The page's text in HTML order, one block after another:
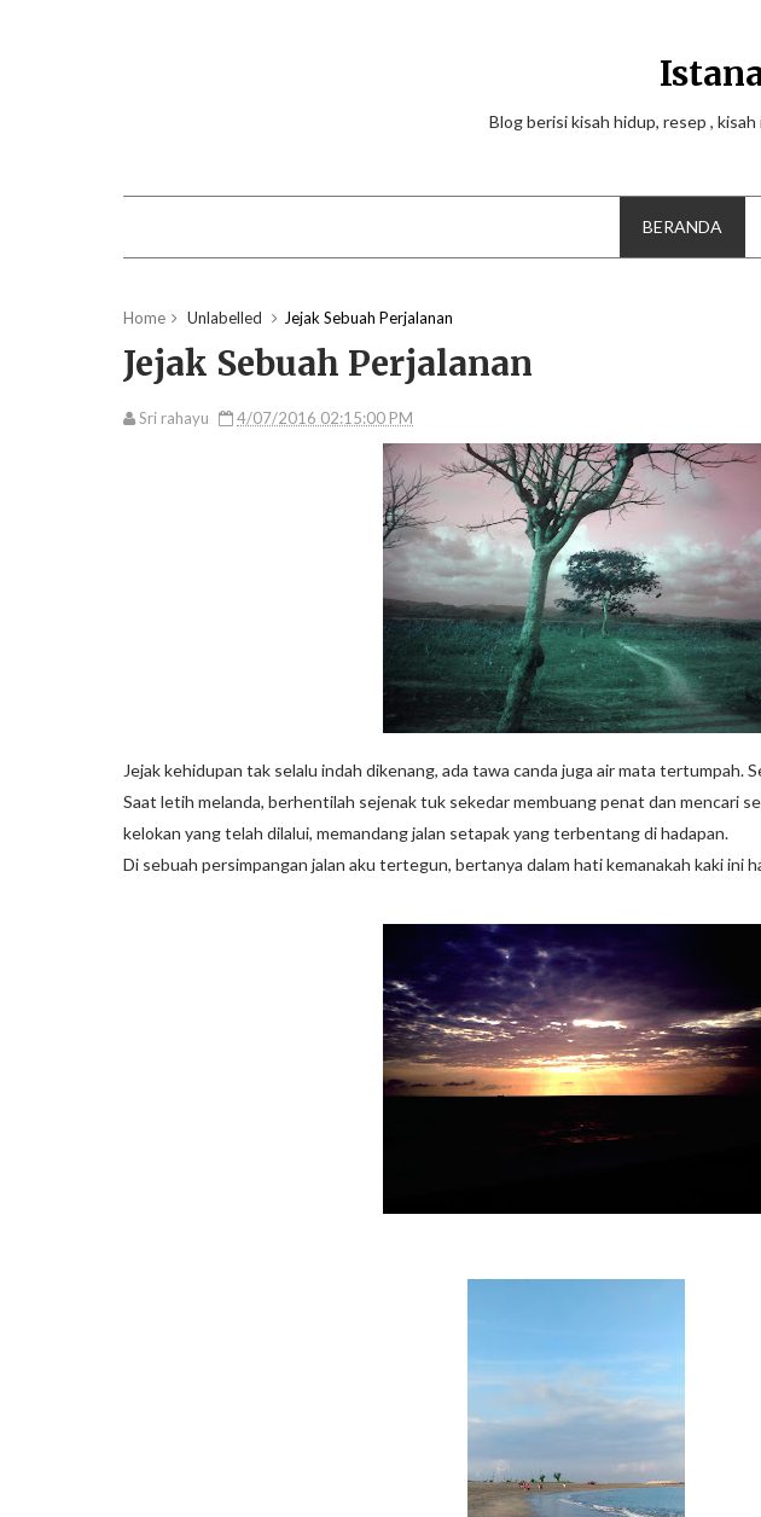
Blog berisi kisah hidup, resep ,
BERANDA
Home Unlabelled Jejak Sebuah Perjalanan
Jejak Sebuah Perjalanan
Sri rahayu 4/07/2016 02:15:00 PM
Jejak kehidupan tak selalu indah dikenang, ada tawa canda juga air mata tertumpah.
Saat letih melanda, berhentilah sejenak tuk sekedar membuang penat dan mencari
kelokan yang telah dilalui, memandang jalan setapak yang terbentang di hadapan.
Di sebuah persimpangan jalan aku tertegun, bertanya dalam hati kemanakah kaki ini